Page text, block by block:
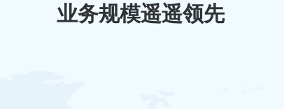
业务规模遥遥领先